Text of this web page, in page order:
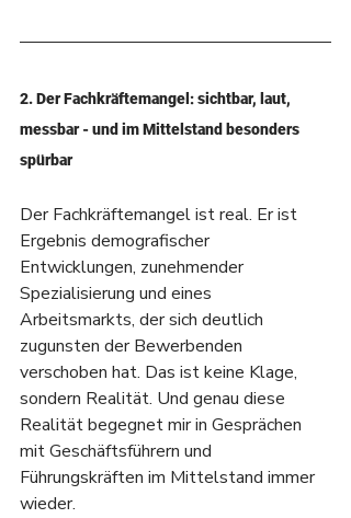
2. Der Fachkräftemangel: sichtbar, laut,
messbar - und im Mittelstand besonders
spürbar
Der Fachkräftemangel ist real. Er ist
Ergebnis demografischer
Entwicklungen, zunehmender
Spezialisierung und eines
Arbeitsmarkts, der sich deutlich
zugunsten der Bewerbenden
verschoben hat. Das ist keine Klage,
sondern Realität. Und genau diese
Realität begegnet mir in Gesprächen
mit Geschäftsführern und
Führungskräften im Mittelstand immer
wieder.